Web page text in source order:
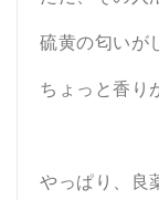
硫黄の匂いが
ちょっと香り
やっぱり、良